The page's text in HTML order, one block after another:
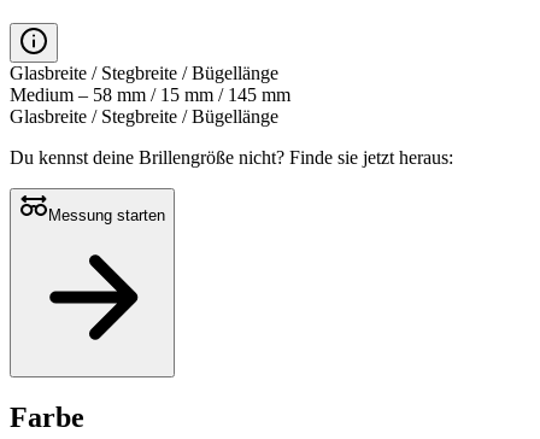
Glasbreite / Stegbreite / Bügellänge
Medium – 58 mm / 15 mm / 145 mm
Glasbreite / Stegbreite / Bügellänge
Du kennst deine Brillengröße nicht? Finde sie jetzt heraus:
Messung starten
Farbe